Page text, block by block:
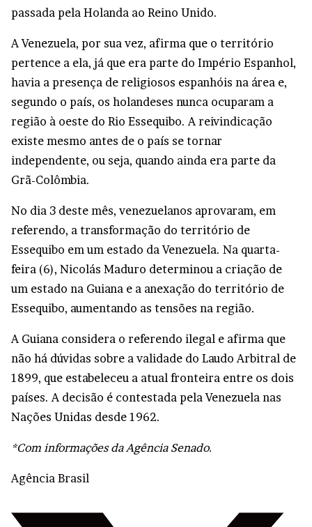
passada pela Holanda ao Reino Unido.
A Venezuela, por sua vez, afirma que o território
pertence a ela, já que era parte do Império Espanhol,
havia a presença de religiosos espanhóis na área e,
segundo o país, os holandeses nunca ocuparam a
região à oeste do Rio Essequibo. A reivindicação
existe mesmo antes de o país se tornar
independente, ou seja, quando ainda era parte da
Grã-Colômbia.
No dia 3 deste mês, venezuelanos aprovaram, em
referendo, a transformação do território de
Essequibo em um estado da Venezuela. Na quarta-
feira (6), Nicolás Maduro determinou a criação de
um estado na Guiana e a anexação do território de
Essequibo, aumentando as tensões na região.
A Guiana considera o referendo ilegal e afirma que
não há dúvidas sobre a validade do Laudo Arbitral de
1899, que estabeleceu a atual fronteira entre os dois
países. A decisão é contestada pela Venezuela nas
Nações Unidas desde 1962.
*Com informações da Agência Senado.
Agência Brasil